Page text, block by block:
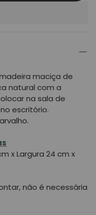
maciça de
natural com a
na sala de
escritório.
x Largura 24 cm x
não é necessária